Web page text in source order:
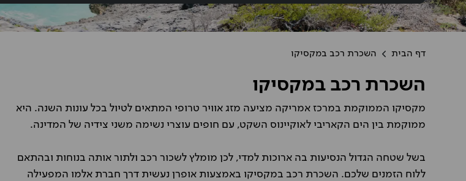
דף הבית השכרת רכב במקסיקו
השכרת רכב במקסיקו
מקסיקו הממוקמת במרכז אמריקה מציעה מזג אוויר טרופי המתאים לטיול בכל עונות השנה. היא
ממוקמת בין הים הקאריבי לאוקיינוס השקט, עם חופים עוצרי נשימה משני צידיה של המדינה.
בשל שטחה הגדול הנסיעות בה ארוכות למדי, לכן מומלץ לשכור רכב ולתור אותה בנוחות ובהתאם
ללוח הזמנים שלכם. השכרת רכב במקסיקו באמצעות אופרן נעשית דרך חברת אלמו המפעילה